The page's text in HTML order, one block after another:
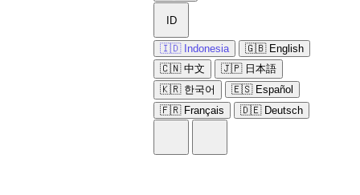
ID
🇮🇩 Indonesia
🇬🇧 English
🇨🇳 中文
🇯🇵 日本語
🇰🇷 한국어
🇪🇸 Español
🇫🇷 Français
🇩🇪 Deutsch